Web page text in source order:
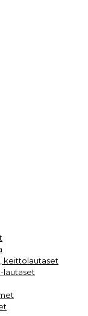
keittolautaset
lautaset